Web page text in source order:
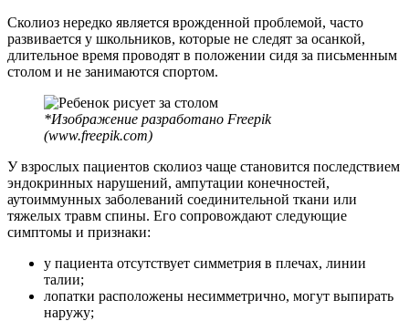
Сколиоз нередко является врожденной проблемой, часто
развивается у школьников, которые не следят за осанкой,
длительное время проводят в положении сидя за письменным
столом и не занимаются спортом.
*Изображение разработано Freepik
(www.freepik.com)
У взрослых пациентов сколиоз чаще становится последствием
эндокринных нарушений, ампутации конечностей,
аутоиммунных заболеваний соединительной ткани или
тяжелых травм спины. Его сопровождают следующие
симптомы и признаки:
у пациента отсутствует симметрия в плечах, линии
талии;
лопатки расположены несимметрично, могут выпирать
наружу;